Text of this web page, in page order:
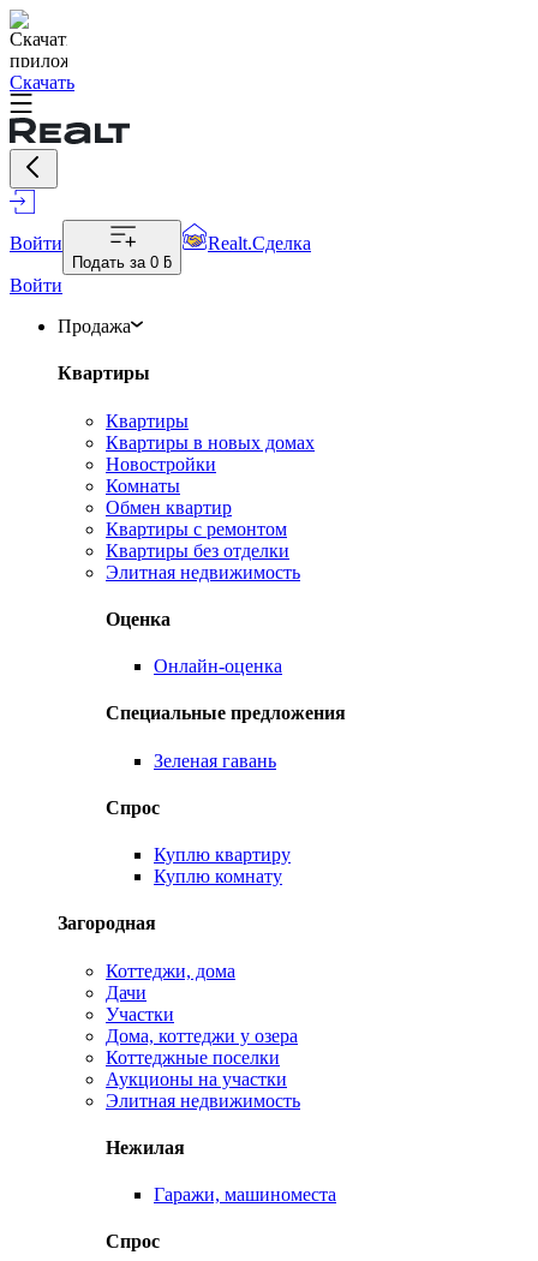
Скачать
Войти
Подать за 0 ƃ
Realt.Сделка
Войти
Продажа
Квартиры
Квартиры
Квартиры в новых домах
Новостройки
Комнаты
Обмен квартир
Квартиры с ремонтом
Квартиры без отделки
Элитная недвижимость
Оценка
Онлайн-оценка
Специальные предложения
Зеленая гавань
Спрос
Куплю квартиру
Куплю комнату
Загородная
Коттеджи, дома
Дачи
Участки
Дома, коттеджи у озера
Коттеджные поселки
Аукционы на участки
Элитная недвижимость
Нежилая
Гаражи, машиноместа
Спрос